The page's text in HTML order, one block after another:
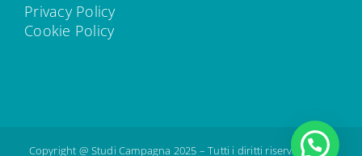
Privacy Policy
Cookie Policy
Copyright @ Studi Campagna 2025 – Tutti i diritti riservati – IVA: